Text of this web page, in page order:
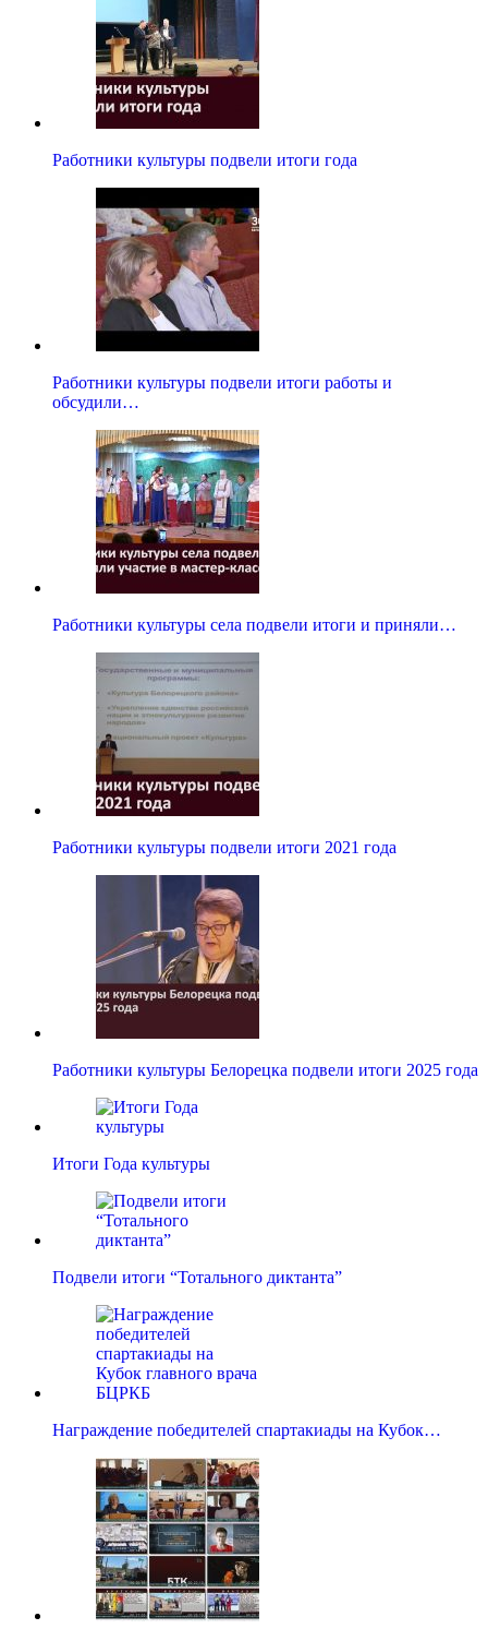
Работники культуры подвели итоги года
Работники культуры подвели итоги работы и
обсудили…
Работники культуры села подвели итоги и приняли…
Работники культуры подвели итоги 2021 года
Работники культуры Белорецка подвели итоги 2025 года
Итоги Года культуры
Подвели итоги “Тотального диктанта”
Награждение победителей спартакиады на Кубок…